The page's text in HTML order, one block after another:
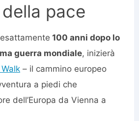
pace
100 anni dopo lo
guerra mondiale, inizierà
– il cammino europeo
a piedi che
dell’Europa da Vienna a